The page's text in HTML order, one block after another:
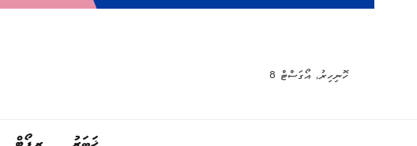
ހޮނިހިރު, އޯގަސްޓް 8